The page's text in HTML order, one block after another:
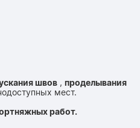
швов , проделывания
мест.
работ.